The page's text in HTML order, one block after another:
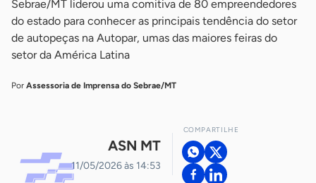
Sebrae/MT liderou uma comitiva de 80 empreendedores
do estado para conhecer as principais tendência do setor
de autopeças na Autopar, umas das maiores feiras do
setor da América Latina
Por Assessoria de Imprensa do Sebrae/MT
ASN MT
11/05/2026 às 14:53
COMPARTILHE